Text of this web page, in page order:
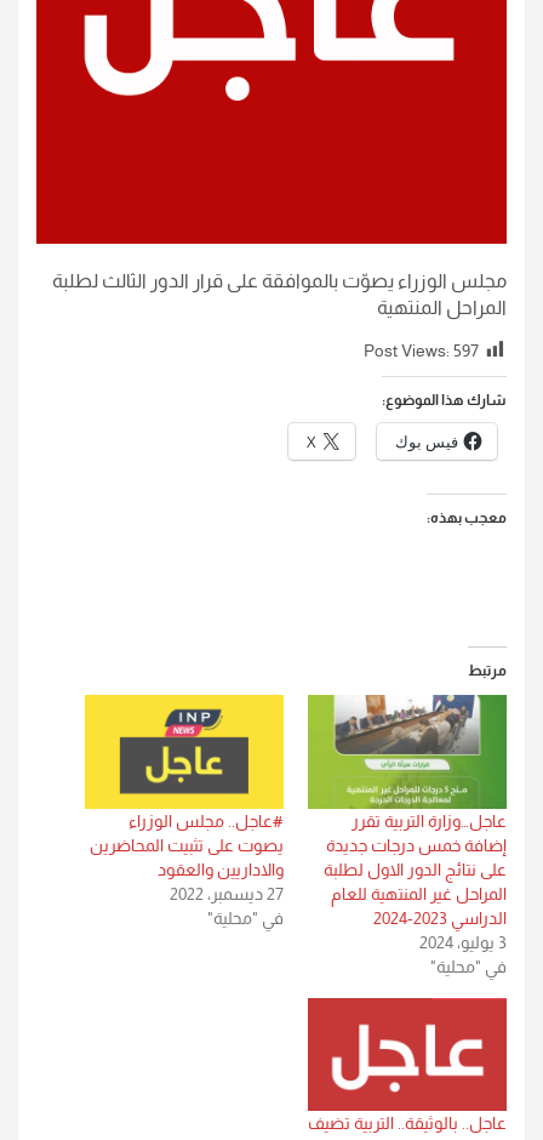
مجلس الوزراء يصوّت بالموافقة على قرار الدور الثالث لطلبة
المراحل المنتهية
Post Views: 597
شارك هذا الموضوع:
فيس بوك X
معجب بهذه:
مرتبط
عاجل…وزارة التربية تقرر
إضافة خمس درجات جديدة
على نتائج الدور الاول لطلبة
المراحل غير المنتهية للعام
الدراسي 2023-2024
3 يوليو، 2024
في "محلية"
#عاجل.. مجلس الوزراء
يصوت على تثبيت المحاضرين
والاداريين والعقود
27 ديسمبر، 2022
في "محلية"
عاجل.. بالوثيقة.. التربية تضيف